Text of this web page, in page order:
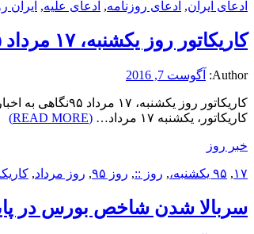
ادعای ایران, ادعای روزنامه, ادعای علیه, ایران
کاریکاتور روز یکشنبه، ۱۷ مرداد ۹۵
Author: آگوست 7, 2016
کاریکاتور، یکشنبه ۱۷ مرداد…
(READ MORE)
خبر روز
۱۷, ۹۵ یکشنبه، , روز ::, روز ۹۵ , روز مرداد,
سربالا شدن شاخص بورس در